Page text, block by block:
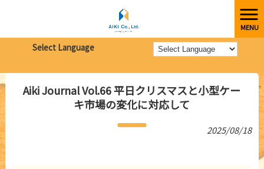
MENU
Select Language
株式会社愛起 > 新着情報
Aiki Journal Vol.66 平日クリスマスと小型ケーキ市場の変化に対応して
Aiki Journal Vol.66 平日クリスマスと小型ケー
キ市場の変化に対応して
2025/08/18